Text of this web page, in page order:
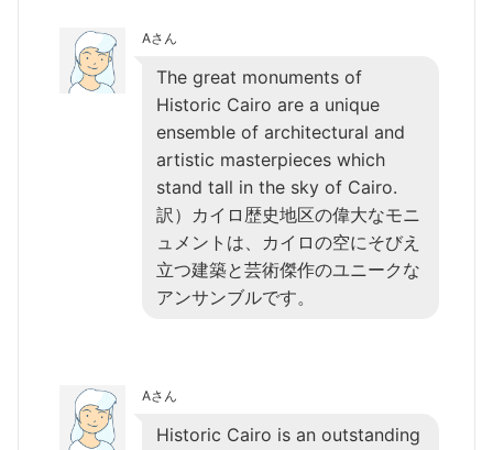
Aさん
The great monuments of
Historic Cairo are a unique
ensemble of architectural and
artistic masterpieces which
stand tall in the sky of Cairo.
訳）カイロ歴史地区の偉大なモニ
ュメントは、カイロの空にそびえ
立つ建築と芸術傑作のユニークな
アンサンブルです。
Aさん
Historic Cairo is an outstanding